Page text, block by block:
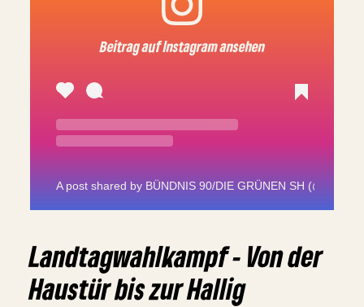
A post shared by BÜNDNIS 90/DIE GRÜNEN SH
Landtagwahlkampf - Von der
Haustür bis zur Hallig